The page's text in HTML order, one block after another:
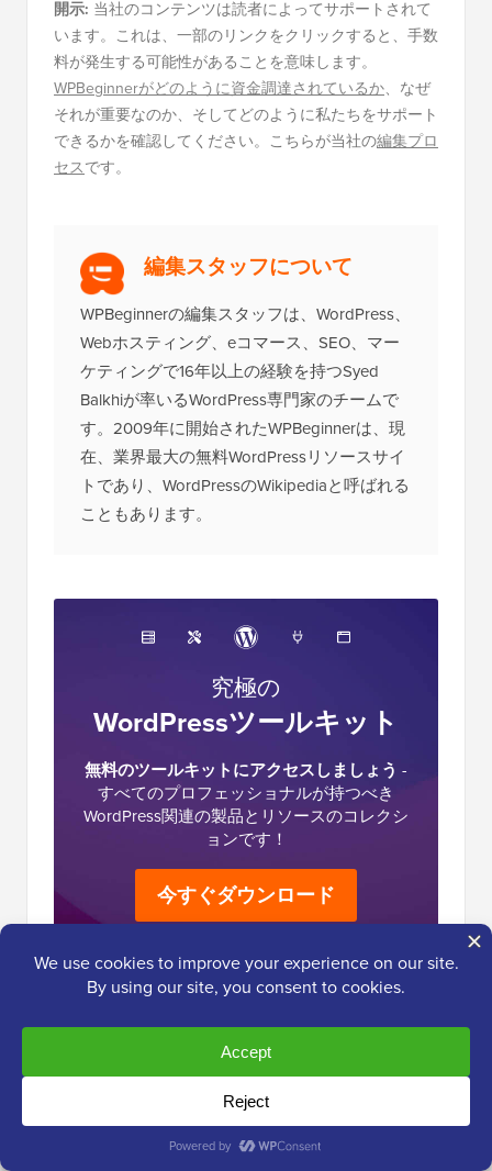
開示: 当社のコンテンツは読者によってサポートされて
います。これは、一部のリンクをクリックすると、手数
料が発生する可能性があることを意味します。
WPBeginnerがどのように資金調達されているか、なぜ
それが重要なのか、そしてどのように私たちをサポート
できるかを確認してください。こちらが当社の編集プロ
セスです。
編集スタッフについて
WPBeginnerの編集スタッフは、WordPress、
Webホスティング、eコマース、SEO、マー
ケティングで16年以上の経験を持つSyed
Balkhiが率いるWordPress専門家のチームで
す。2009年に開始されたWPBeginnerは、現
在、業界最大の無料WordPressリソースサイ
トであり、WordPressのWikipediaと呼ばれる
こともあります。
究極の
WordPressツールキット
無料のツールキットにアクセスしましょう -
すべてのプロフェッショナルが持つべき
WordPress関連の製品とリソースのコレクシ
ョンです！
今すぐダウンロード
と
むなシェ
2024年9月16日 午前11時19分